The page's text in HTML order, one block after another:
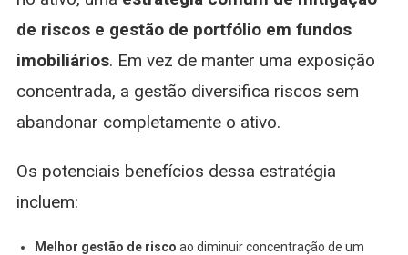
de riscos e gestão de portfólio em fundos
imobiliários. Em vez de manter uma exposição
concentrada, a gestão diversifica riscos sem
abandonar completamente o ativo.
Os potenciais benefícios dessa estratégia
incluem:
Melhor gestão de risco ao diminuir concentração de um